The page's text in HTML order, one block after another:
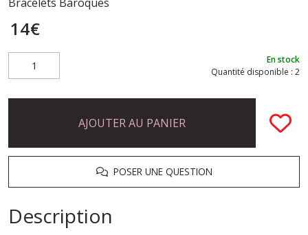
14€
En stock
Quantité disponible : 2
AJOUTER AU PANIER
POSER UNE QUESTION
Description